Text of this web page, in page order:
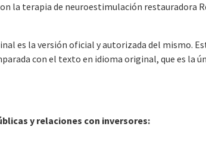
la terapia de neuroestimulación restauradora
es la versión oficial y autorizada del mismo.
con el texto en idioma original, que es la
y relaciones con inversores: